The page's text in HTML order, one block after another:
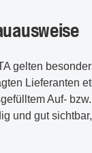
gelten
Lieferanten
Auf-
und gut